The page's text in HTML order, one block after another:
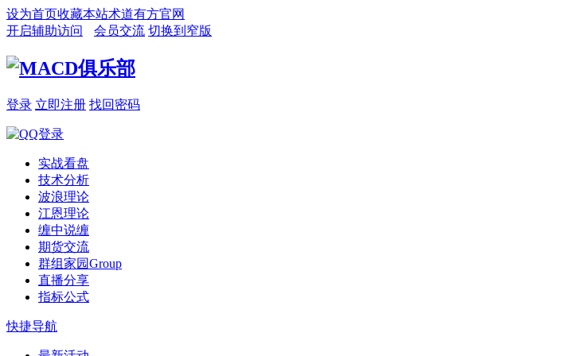
设为首页收藏本站术道有方官网
开启辅助访问
会员交流 切换到窄版
登录 立即注册 找回密码
实战看盘
技术分析
波浪理论
江恩理论
缠中说缠
期货交流
群组家园Group
直播分享
指标公式
快捷导航